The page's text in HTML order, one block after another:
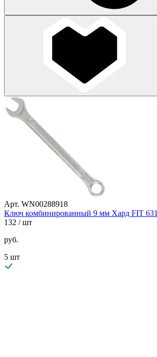
Арт. WN00288918
Ключ комбинированный 9 мм Хард FIT
132 / шт
руб.
5 шт